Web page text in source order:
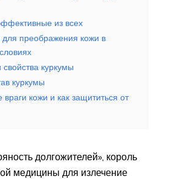
из всех
для преображения кожи в
свойства куркумы
куркумы
кожи и как защититься от
долгожителей», король
медицины для излечение